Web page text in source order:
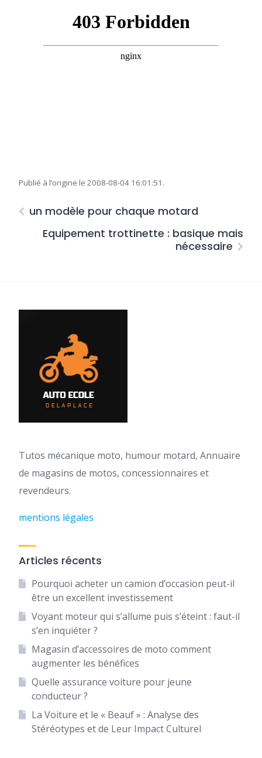
Publié à l’origine le 2008-08-04 16:01:51.
un modèle pour chaque motard
Equipement trottinette : basique mais
nécessaire
Tutos mécanique moto, humour motard, Annuaire
de magasins de motos, concessionnaires et
revendeurs.
mentions légales
Articles récents
Pourquoi acheter un camion d’occasion peut-il
être un excellent investissement
Voyant moteur qui s’allume puis s’éteint : faut-il
s’en inquiéter ?
Magasin d’accessoires de moto comment
augmenter les bénéfices
Quelle assurance voiture pour jeune
conducteur ?
La Voiture et le « Beauf » : Analyse des
Stéréotypes et de Leur Impact Culturel